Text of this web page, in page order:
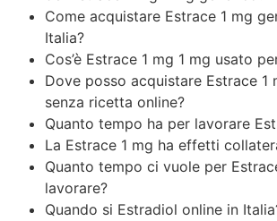
Come acquistare Estrace 1 mg
Italia?
Cos’è Estrace 1 mg 1 mg usato
Dove posso acquistare Estrace 1
senza ricetta online?
Quanto tempo ha per lavorare
La Estrace 1 mg ha effetti
Quanto tempo ci vuole per
lavorare?
Quando si Estradiol online in